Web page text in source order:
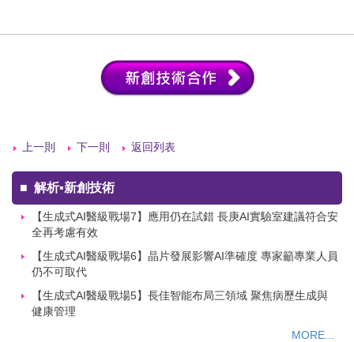
上一則 下一則 返回列表
■ 解析▪新創技術
【生成式AI醫級戰場7】應用仍在試錯 長庚AI實驗室建議符合安
全再考慮有效
【生成式AI醫級戰場6】晶片發展影響AI準確度 專家籲專業人員
仍不可取代
【生成式AI醫級戰場5】長佳智能布局三領域 聚焦病歷生成與
健康管理
MORE...